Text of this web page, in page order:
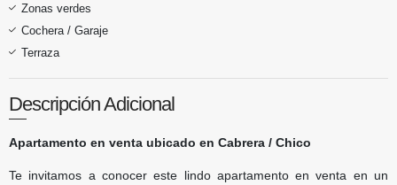
Zonas verdes
Cochera / Garaje
Terraza
Descripción Adicional
Apartamento en venta ubicado en Cabrera / Chico
Te invitamos a conocer este lindo apartamento en venta en un